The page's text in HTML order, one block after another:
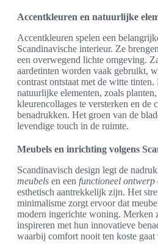
Accentkleuren en natuurlijke
Accentkleuren spelen een
Scandinavische interieur. Ze
een overwegend lichte omgeving.
aardetinten worden vaak gebruikt,
contrast ontstaat met de witte tinten.
natuurlijke elementen, zoals
kleurencollages te versterken en de
benadrukken. Het groen van de
levendige touch in de ruimte.
Meubels en inrichting volgens
Scandinavisch design legt de
meubels en een functioneel ontwerp
esthetisch aantrekkelijk zijn. Het
minimalisme zorgt ervoor dat
modern ingerichte woning. Merken
inspireren met hun innovatieve
waarbij comfort nooit ten koste gaat